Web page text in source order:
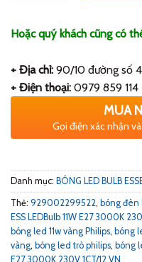
Hoặc quý khách cũng có
+ Địa chỉ: 90/10 đường số
+ Điện thoại: 0979 859 114
MUA
Gọi điện xác nhận
Danh mục: BÓNG LED BULB
Thẻ: 929002299522, bóng đèn
ESS LEDBulb 11W E27 3000K
bóng led 11w vàng Philips, bóng
vàng, bóng led trò philips, bóng
E27 3000K 230V 1CT/12 VN